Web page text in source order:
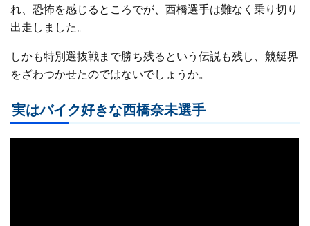
れ、恐怖を感じるところでが、西橋選手は難なく乗り切り
出走しました。
しかも特別選抜戦まで勝ち残るという伝説も残し、競艇界
をざわつかせたのではないでしょうか。
実はバイク好きな西橋奈未選手